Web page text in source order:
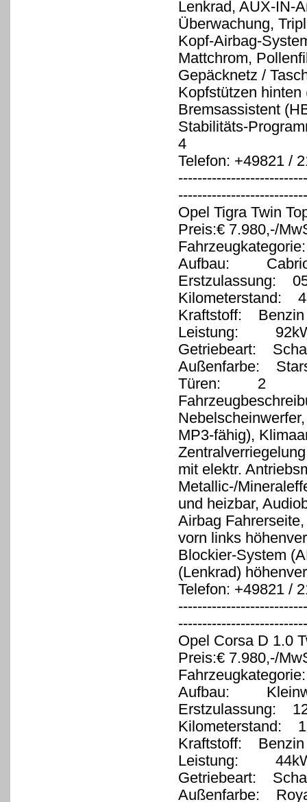
Lenkrad, AUX-IN-
Überwachung,
Kopf-Airbag-
Mattchrom,
Gepäcknetz /
Kopfstützen
Bremsassistent
Stabilitäts-
4
Telefon: +49821 /
Opel Tigra Twin
Preis:€ 7.980,-/
Aufbau: Cabrio/
Erstzulassung:
Kilometerstand:
Kraftstoff: Benzin
Leistung: 92kW
Getriebeart:
Außenfarbe:
Türen: 2
MP3-fähig),
mit elektr.
Metallic-/
und heizbar,
Airbag
vorn links
Blockier-System
(Lenkrad)
Telefon: +49821 /
Opel Corsa D 1.0
Preis:€ 7.980,-/
Aufbau:
Erstzulassung:
Kilometerstand:
Kraftstoff: Benzin
Leistung:
Getriebeart:
Außenfarbe: